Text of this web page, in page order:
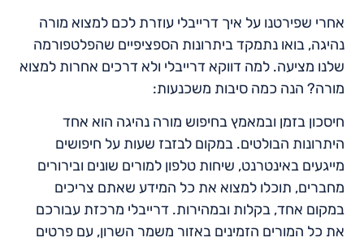
אחרי שפירטנו על איך דרייבלי עוזרת לכם למצוא מורה
נהיגה, בואו נתמקד ביתרונות הספציפיים שהפלטפורמה
שלנו מציעה. למה דווקא דרייבלי ולא דרכים אחרות למצוא
מורה? הנה כמה סיבות משכנעות:
חיסכון בזמן ובמאמץ בחיפוש מורה נהיגה הוא אחד
היתרונות הבולטים. במקום לבזבז שעות על חיפושים
מייגעים באינטרנט, שיחות טלפון למורים שונים ובירורים
מחברים, תוכלו למצוא את כל המידע שאתם צריכים
במקום אחד, בקלות ובמהירות. דרייבלי מרכזת עבורכם
את כל המורים הזמינים באזור משמר השרון, עם פרטים